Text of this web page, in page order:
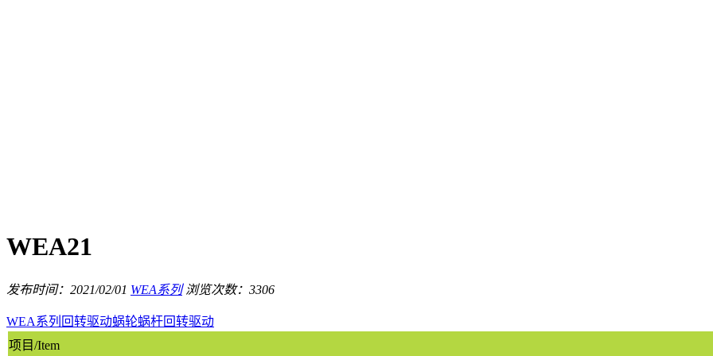
WEA21
发布时间：2021/02/01 WEA系列 浏览次数：3306
WEA系列 回转驱动蜗轮蜗杆回转驱动
项目/Item